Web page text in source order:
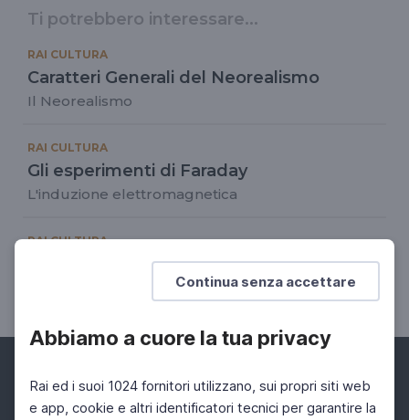
Continua senza accettare
Abbiamo a cuore la tua privacy
Rai ed i suoi 1024 fornitori utilizzano, sui propri siti web
e app, cookie e altri identificatori tecnici per garantire la
Ti potrebbero interessare...
RAI CULTURA
Caratteri Generali del Neorealismo
Il Neorealismo
RAI CULTURA
Gli esperimenti di Faraday
L'induzione elettromagnetica
RAI CULTURA
Bécquer: rima IV